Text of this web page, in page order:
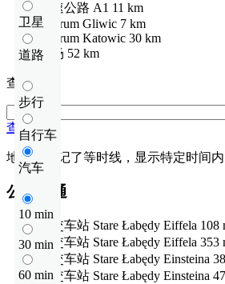
卫星
道路
步行
自行车
汽车
10 min
30 min
60 min
高速公路 A1 11 km
centrum Gliwic 7 km
centrum Katowic 30 km
机场 52 km
查看距离
查看距离
地图上标记了等时线，显示特定时间内
公共交通
公交车站 Stare Łabędy Eiffela 108
公交车站 Stare Łabędy Eiffela 353
公交车站 Stare Łabędy Einsteina
公交车站 Stare Łabędy Einsteina